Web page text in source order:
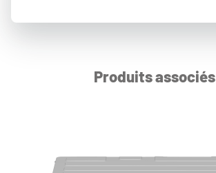
Produits associés